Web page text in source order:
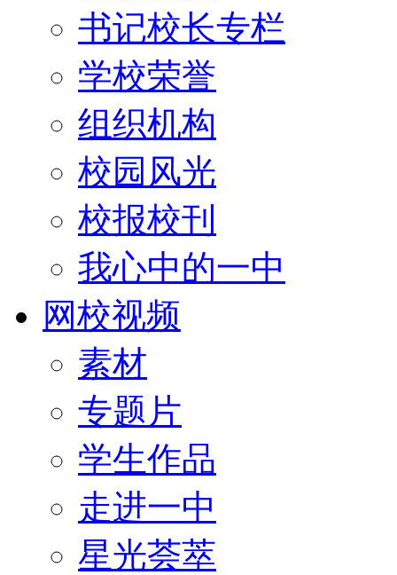
书记校长专栏
学校荣誉
组织机构
校园风光
校报校刊
我心中的一中
网校视频
素材
专题片
学生作品
走进一中
星光荟萃